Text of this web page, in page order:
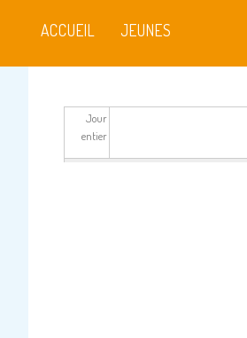
ACCUEIL JEUNES
Jour
entier